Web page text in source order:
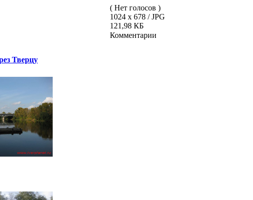
( Нет голосов )
1024 x 678 / JPG
121,98 КБ
Комментарии
Тверцу